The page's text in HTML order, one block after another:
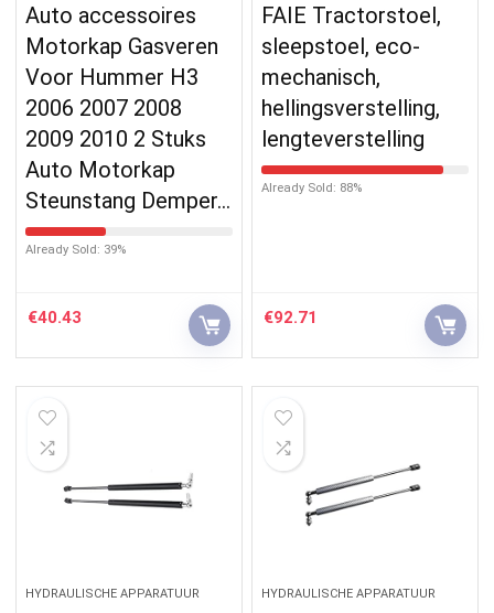
Auto accessoires
Motorkap Gasveren
Voor Hummer H3
2006 2007 2008
2009 2010 2 Stuks
Auto Motorkap
Steunstang Demper…
Already Sold: 39%
€40.43
FAIE Tractorstoel,
sleepstoel, eco-
mechanisch,
hellingsverstelling,
lengteverstelling
Already Sold: 88%
€92.71
HYDRAULISCHE APPARATUUR HYDRAULISCHE APPARATUUR